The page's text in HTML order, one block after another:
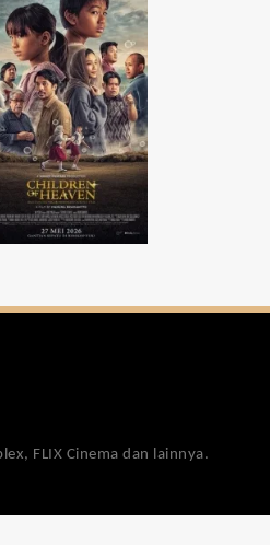
FLIX Cinema dan lainnya.